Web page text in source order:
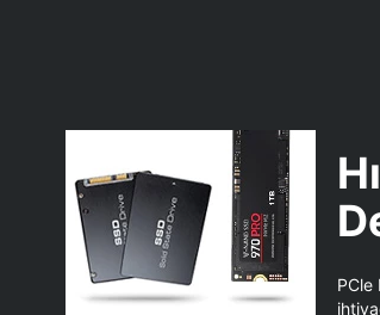
PCle